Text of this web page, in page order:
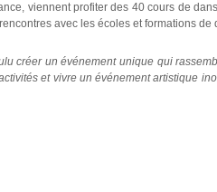
viennent profiter des 40 cours de
avec les écoles et formations
créer un événement unique qui
et vivre un événement artistique